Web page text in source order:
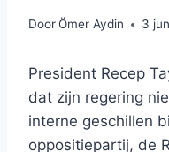
DoorÖmer Aydin 3
President Recep
dat zijn regering
interne geschillen
oppositiepartij, de